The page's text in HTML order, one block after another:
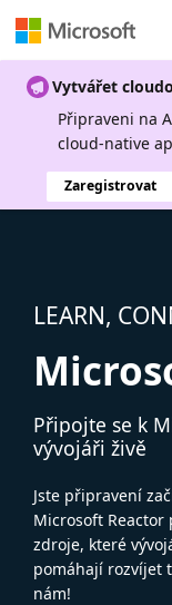
Vytvářet
Připraveni na
cloud-native
Zaregistrovat
LEARN,
Připojte se k
vývojáři živě
Jste připravení
Microsoft
zdroje, které
pomáhají rozvíjet
nám!